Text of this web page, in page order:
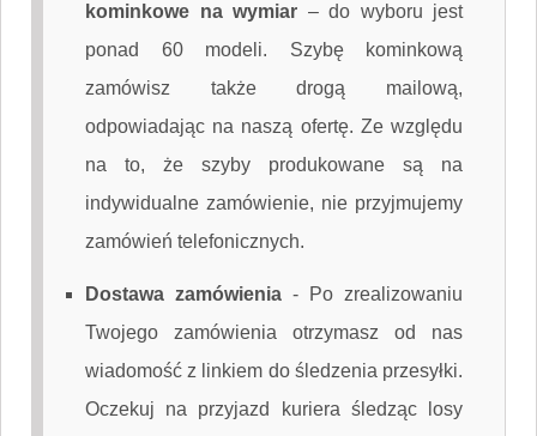
kominkowe na wymiar – do wyboru jest
ponad 60 modeli. Szybę kominkową
zamówisz także drogą mailową,
odpowiadając na naszą ofertę. Ze względu
na to, że szyby produkowane są na
indywidualne zamówienie, nie przyjmujemy
zamówień telefonicznych.
Dostawa zamówienia -
Po zrealizowaniu
Twojego zamówienia otrzymasz od nas
wiadomość z linkiem do śledzenia przesyłki.
Oczekuj na przyjazd kuriera śledząc losy